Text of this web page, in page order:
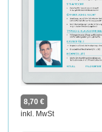
8,70 €
inkl. MwSt